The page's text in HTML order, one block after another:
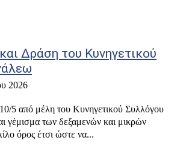
Δράση του Κυνηγετικού
2026
5 από μέλη του Κυνηγετικού Συλλόγου
γέμισμα των δεξαμενών και μικρών
όρος έτσι ώστε να...